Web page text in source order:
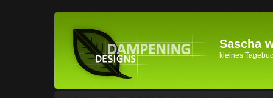
Sascha
kleines